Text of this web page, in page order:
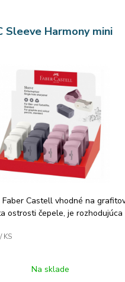
Sleeve Harmony mini
Castell vhodné na
ostrosti čepele, je rozhodujúca
drevených ceruziek. Vďaka
grafitové ceruzky
ceruzky sú zastrúhané na
aj pastelky · Pre všetky tvary
KS
Na sklade